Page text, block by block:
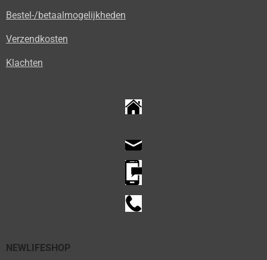
Bestel-/betaalmogelijkheden
Verzendkosten
Klachten
NEWLIFESHOP